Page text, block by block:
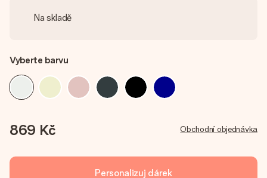
Na skladě
Vyberte barvu
869 Kč Obchodní objednávka
Personalizuj dárek